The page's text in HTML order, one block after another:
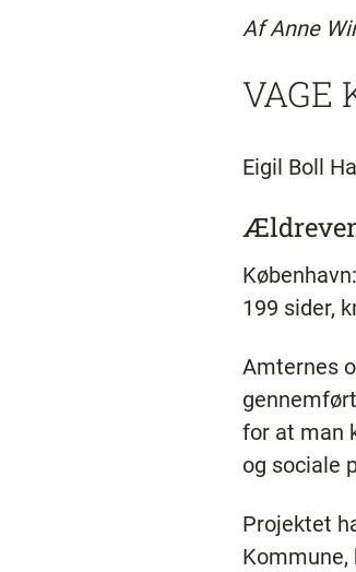
Af Anne
VAGE
Eigil Boll
199 sider,
Amternes
for at man
og sociale
Projektet